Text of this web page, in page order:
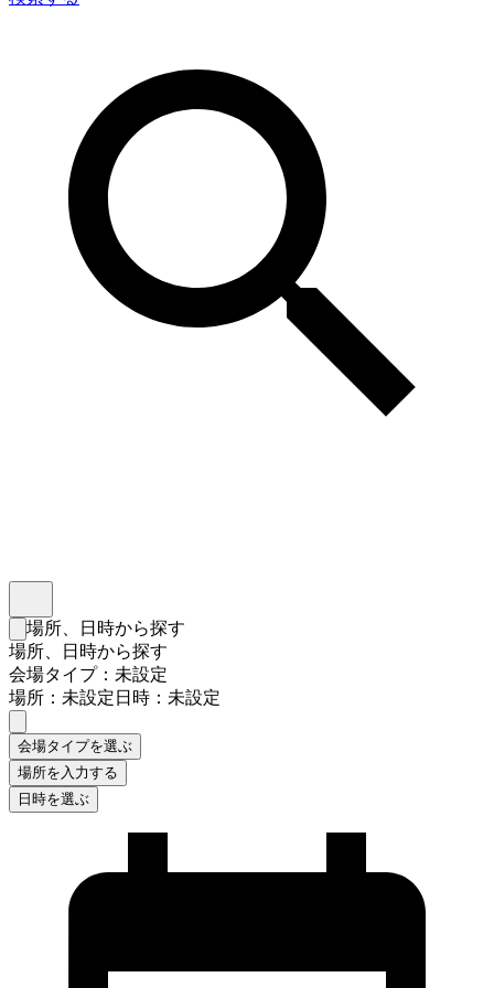
検索フォームを閉じる
場所、日時から探す
場所、日時から探す
会場タイプ：未設定
場所：未設定日時：未設定
会場タイプを選ぶ
場所を入力する
日時を選ぶ